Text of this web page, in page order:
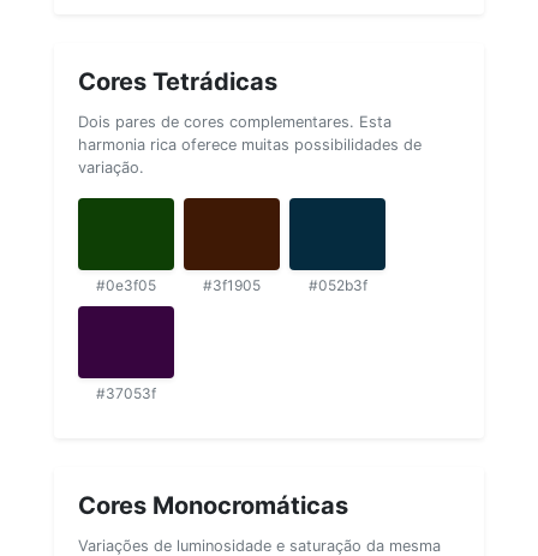
Cores Tetrádicas
Dois pares de cores complementares. Esta
harmonia rica oferece muitas possibilidades de
variação.
#0e3f05 #3f1905 #052b3f
#37053f
Cores Monocromáticas
Variações de luminosidade e saturação da mesma